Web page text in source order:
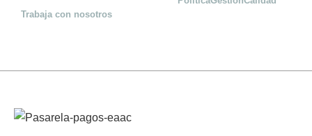
Trabaja con nosotros